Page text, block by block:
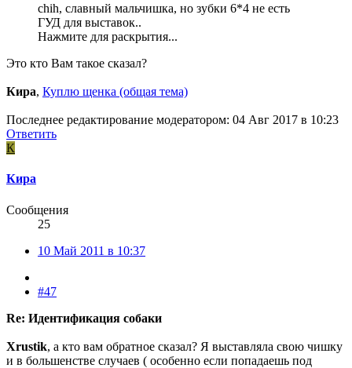
chih, славный мальчишка, но зубки 6*4 не есть
ГУД для выставок..
Нажмите для раскрытия...
Это кто Вам такое сказал?
Кира, Куплю щенка (общая тема)
Последнее редактирование модератором: 04 Авг 2017 в 10:23
Ответить
К
Кира
Сообщения
25
10 Май 2011 в 10:37
#47
Re: Идентификация собаки
Xrustik, а кто вам обратное сказал? Я выставляла свою чишку
и в большенстве случаев ( особенно если попадаешь под